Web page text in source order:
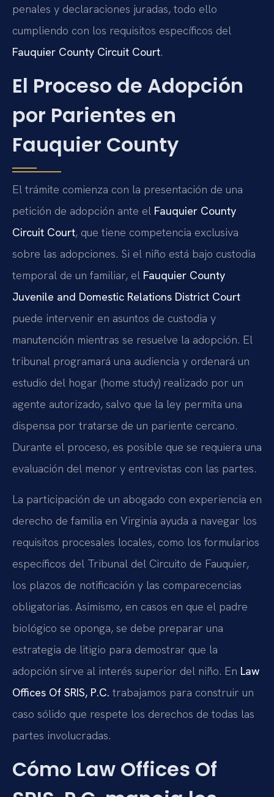
penales y declaraciones juradas, todo ello
cumpliendo con los requisitos específicos del
Fauquier County Circuit Court.
El Proceso de Adopción
por Parientes en
Fauquier County
El trámite comienza con la presentación de una
petición de adopción ante el Fauquier County
Circuit Court, que tiene competencia exclusiva
sobre las adopciones. Si el niño está bajo custodia
temporal de un familiar, el Fauquier County
Juvenile and Domestic Relations District Court
puede intervenir en asuntos de custodia y
manutención mientras se resuelve la adopción. El
tribunal programará una audiencia y ordenará un
estudio del hogar (home study) realizado por un
agente autorizado, salvo que la ley permita una
dispensa por tratarse de un pariente cercano.
Durante el proceso, es posible que se requiera una
evaluación del menor y entrevistas con las partes.
La participación de un abogado con experiencia en
derecho de familia en Virginia ayuda a navegar los
requisitos procesales locales, como los formularios
específicos del Tribunal del Circuito de Fauquier,
los plazos de notificación y las comparecencias
obligatorias. Asimismo, en casos en que el padre
biológico se oponga, se debe preparar una
estrategia de litigio para demostrar que la
adopción sirve al interés superior del niño. En Law
Offices Of SRIS, P.C. trabajamos para construir un
caso sólido que respete los derechos de todas las
partes involucradas.
Cómo Law Offices Of